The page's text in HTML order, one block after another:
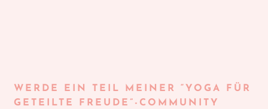
WERDE EIN TEIL MEINER “YOGA FÜR
GETEILTE FREUDE”-COMMUNITY